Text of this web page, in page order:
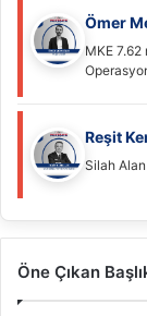
Ömer
MKE 7.62
Reşit
Silah
Öne Çıkan